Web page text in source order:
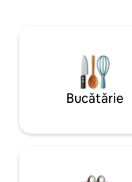
Bucătărie